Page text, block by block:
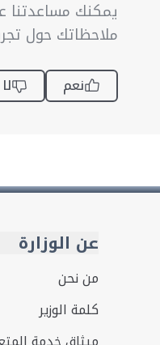
يمكنك مساعدتنا
ملاحظاتك حول
نعم لا
عن الوزارة
من نحن
كلمة الوزير